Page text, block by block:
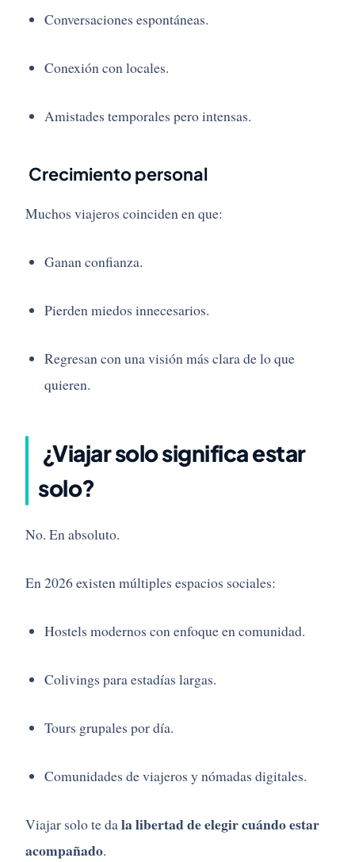
Conversaciones espontáneas.
Conexión con locales.
Amistades temporales pero intensas.
Crecimiento personal
Muchos viajeros coinciden en que:
Ganan confianza.
Pierden miedos innecesarios.
Regresan con una visión más clara de lo que
quieren.
¿Viajar solo significa estar
solo?
No. En absoluto.
En 2026 existen múltiples espacios sociales:
Hostels modernos con enfoque en comunidad.
Colivings para estadías largas.
Tours grupales por día.
Comunidades de viajeros y nómadas digitales.
Viajar solo te dala libertad de elegir cuándo estar
acompañado.